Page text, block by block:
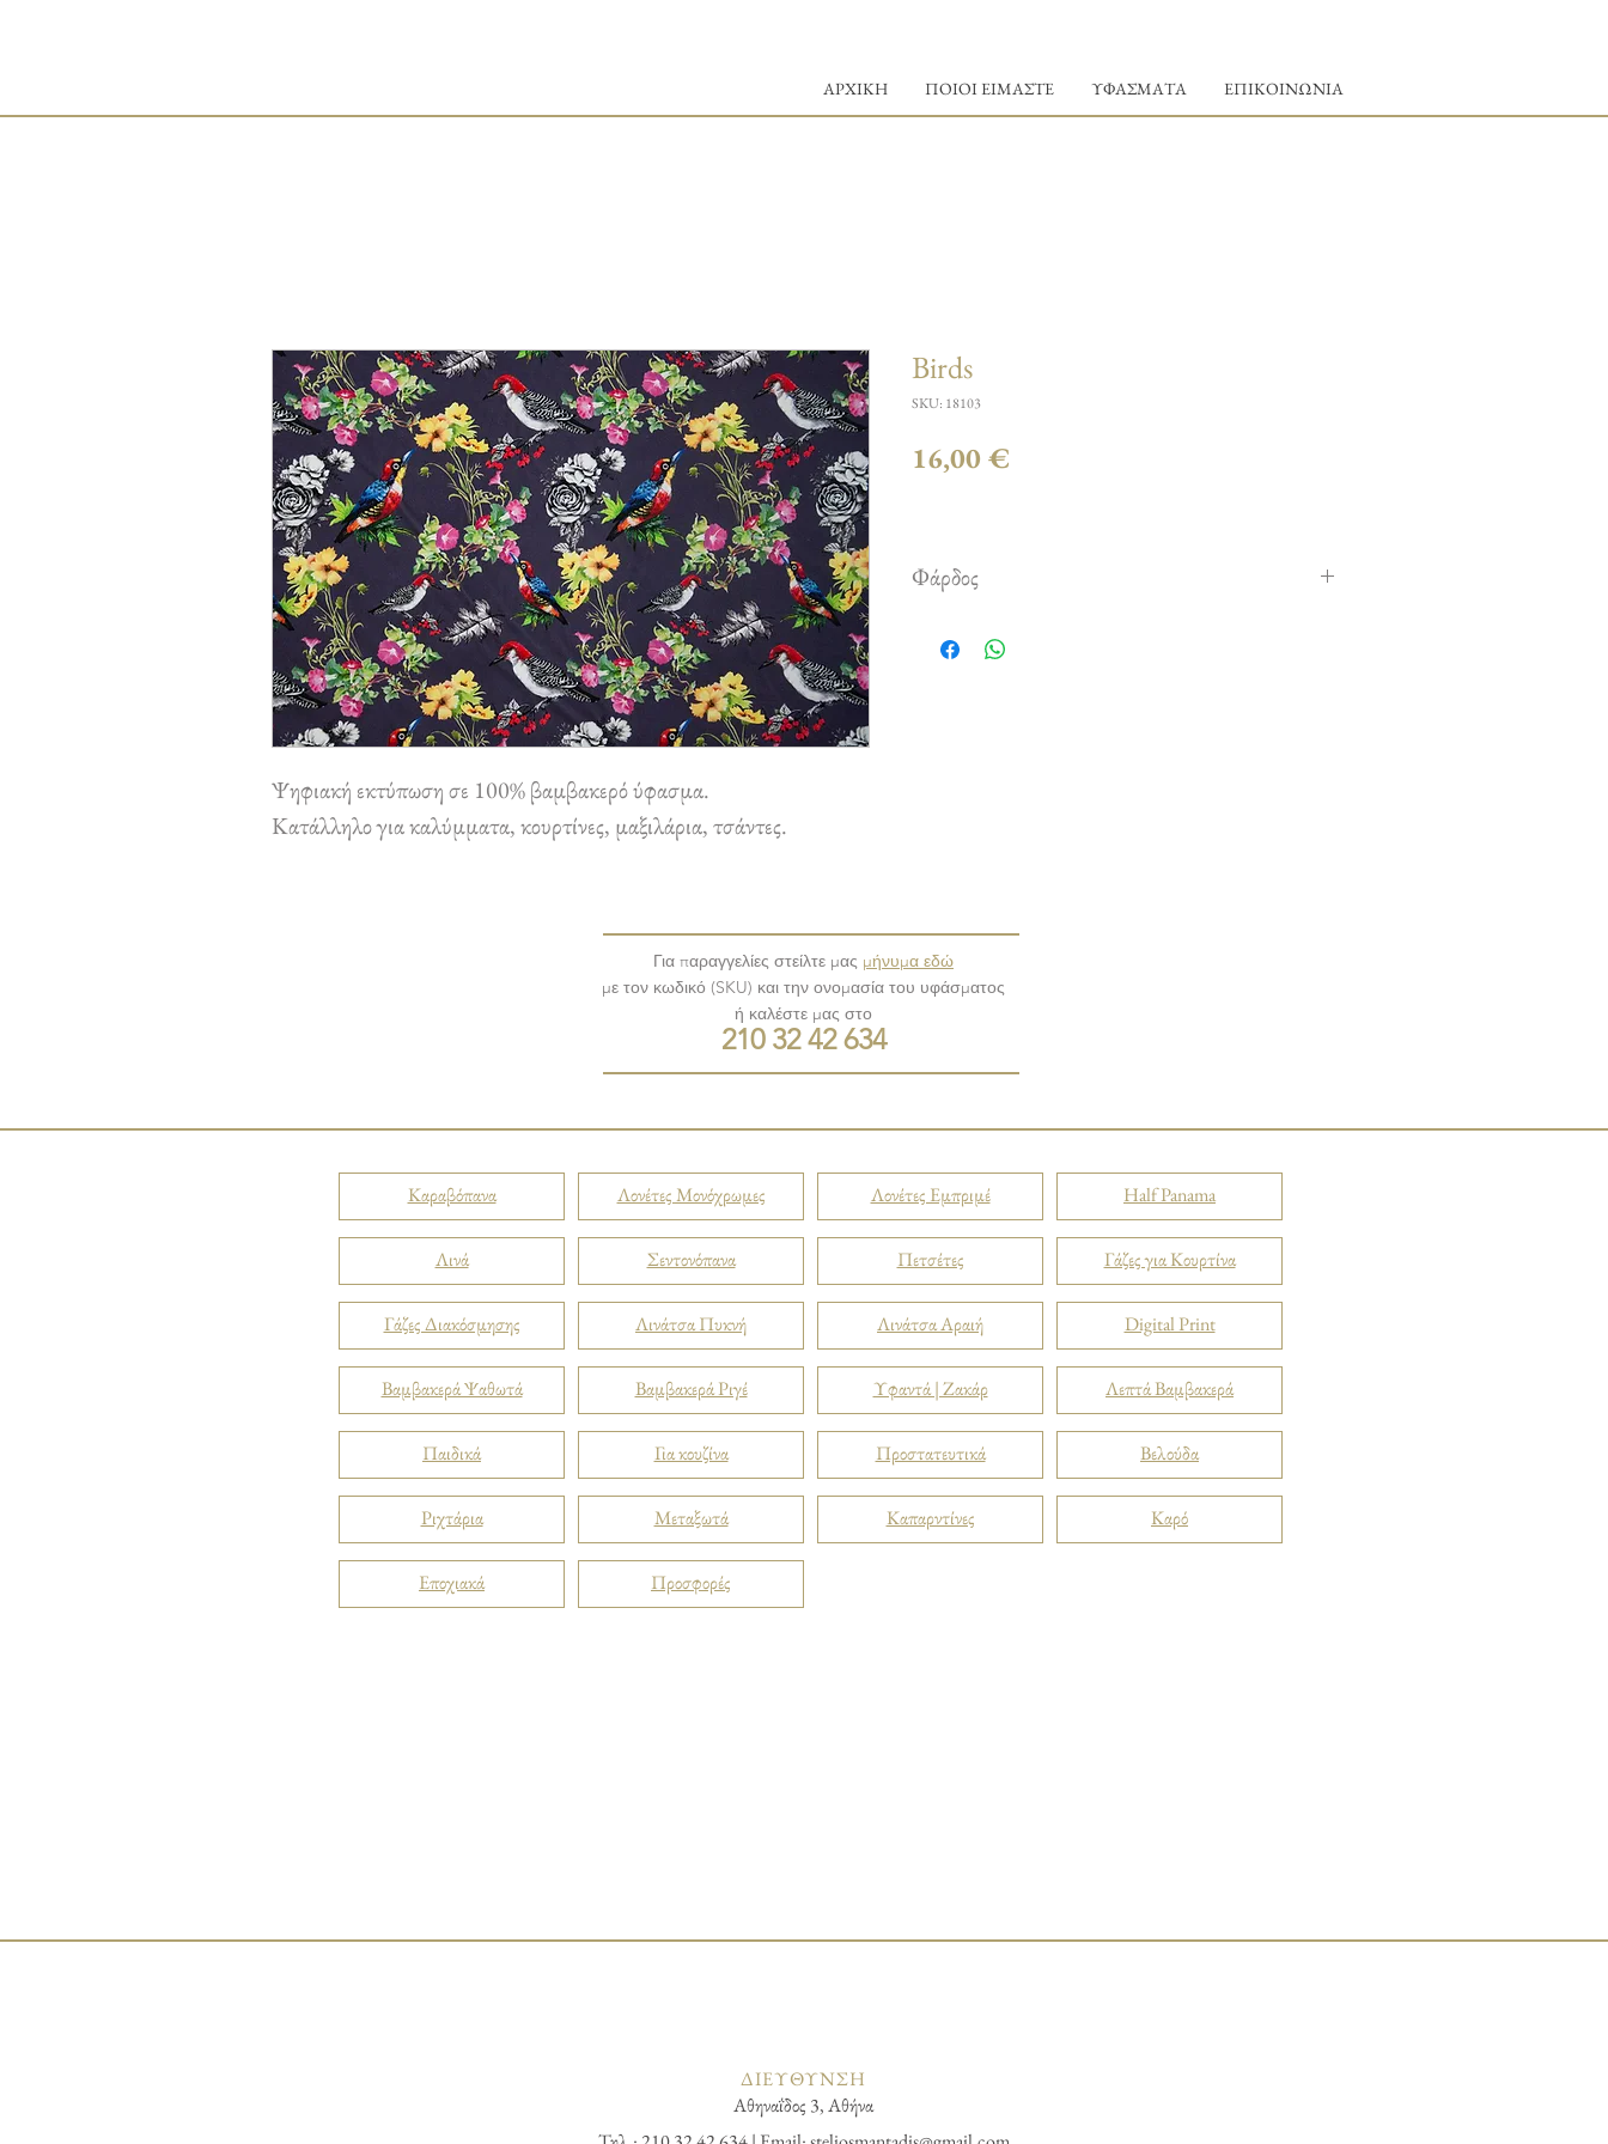
ΑΡΧΙΚΗ ΠΟΙΟΙ ΕΙΜΑΣΤΕ ΥΦΑΣΜΑΤΑ ΕΠΙΚΟΙΝΩΝΙΑ
Ψηφιακή εκτύπωση σε 100% βαμβακερό ύφασμα.
Κατάλληλο για καλύμματα, κουρτίνες, μαξιλάρια, τσάντες.
Birds
SKU: 18103
16,00 €
Φάρδος
Για παραγγελίες στείλτε μας μήνυμα εδώ
με τον κωδικό (SKU) και την ονομασία του υφάσματος
ή καλέστε μας στο
210 32 42 634
Καραβόπανα
Λινά
Γάζες Διακόσμησης
Βαμβακερά Ψαθωτά
Παιδικά
Ριχτάρια
Εποχιακά
Λονέτες Μονόχρωμες
Σεντονόπανα
Λινάτσα Πυκνή
Βαμβακερά Ριγέ
Για κουζίνα
Μεταξωτά
Προσφορές
Λονέτες Εμπριμέ
Πετσέτες
Λινάτσα Αραιή
Υφαντά | Ζακάρ
Προστατευτικά
Καπαρντίνες
Half Panama
Γάζες για Κουρτίνα
Digital Print
Λεπτά Βαμβακερά
Βελούδα
Καρό
ΔΙΕΥΘΥΝΣΗ
Αθηναΐδος 3, Αθήνα